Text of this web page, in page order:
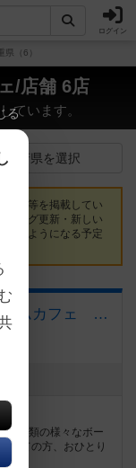
ログイン
県（6）
/店舗 6店
ています。
道府県を選択
ース等を掲載してい
ブログ更新・新しい
れるようになる予定
Board Game Cafe TRIBE (ボードゲームカフェ トライブ)
種類の様々なボー
めての方、おひとり
る